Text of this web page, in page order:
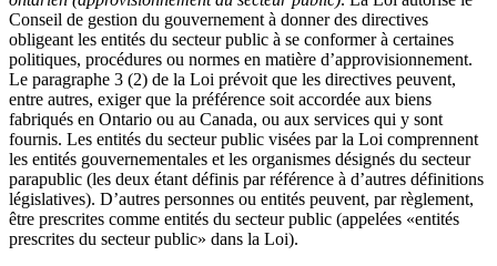
Conseil de gestion du gouvernement à donner des directives
obligeant les entités du secteur public à se conformer à certaines
politiques, procédures ou normes en matière d’approvisionnement.
Le paragraphe 3 (2) de la Loi prévoit que les directives peuvent,
entre autres, exiger que la préférence soit accordée aux biens
fabriqués en Ontario ou au Canada, ou aux services qui y sont
fournis. Les entités du secteur public visées par la Loi comprennent
les entités gouvernementales et les organismes désignés du secteur
parapublic (les deux étant définis par référence à d’autres définitions
législatives). D’autres personnes ou entités peuvent, par règlement,
être prescrites comme entités du secteur public (appelées «entités
prescrites du secteur public» dans la Loi).